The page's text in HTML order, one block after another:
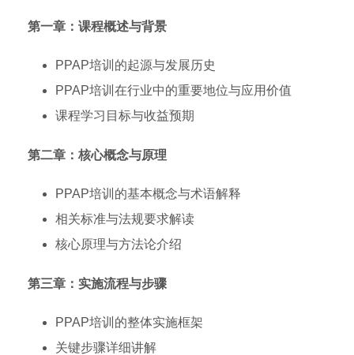
第一章：课程概述与背景
PPAP培训的起源与发展历史
PPAP培训在行业中的重要地位与应用价值
课程学习目标与收益预期
第二章：核心概念与原理
PPAP培训的基本概念与术语解释
相关标准与法规要求解读
核心原理与方法论介绍
第三章：实施流程与步骤
PPAP培训的整体实施框架
关键步骤详细讲解